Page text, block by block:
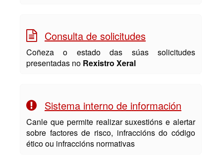
Consulta de solicitudes
Coñeza o estado das súas solicitudes
presentadas no Rexistro Xeral
Sistema interno de información
Canle que permite realizar suxestións e alertar
sobre factores de risco, infraccións do código
ético ou infraccións normativas